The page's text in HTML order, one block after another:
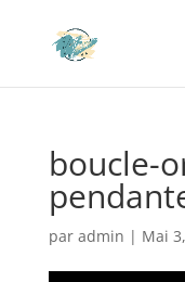
boucle-
par admin | Mai